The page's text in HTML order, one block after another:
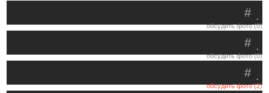
.
#
обсудить фото (0)
.
#
обсудить фото (0)
.
#
обсудить фото (2)